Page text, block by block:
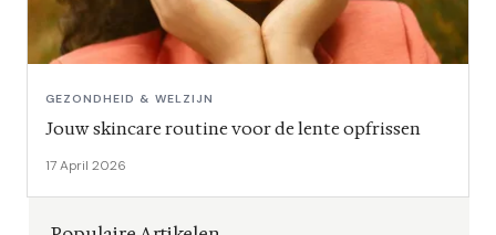
GEZONDHEID & WELZIJN
Jouw skincare routine voor de lente opfrissen
17 April 2026